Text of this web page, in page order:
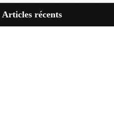
articles récents